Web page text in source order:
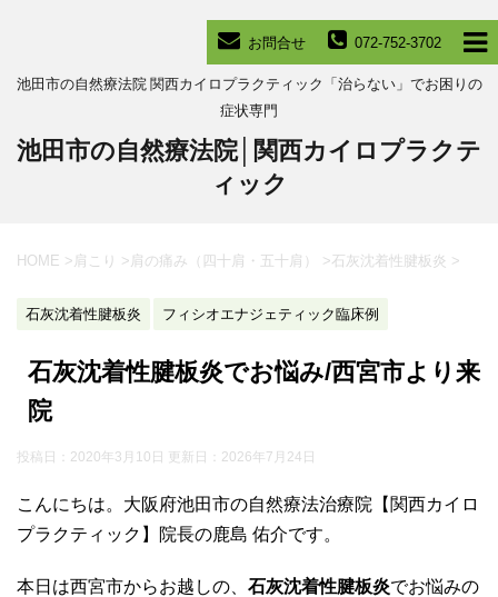
072-752-3702
お問合せ
池田市の自然療法院 関西カイロプラクティック「治らない」でお困りの
症状専門
池田市の自然療法院│関西カイロプラクテ
ィック
HOME > 肩こり > 肩の痛み（四十肩・五十肩） >石灰沈着性腱板炎 >
石灰沈着性腱板炎 フィシオエナジェティック臨床例
石灰沈着性腱板炎でお悩み/西宮市より来
院
投稿日：2020年3月10日 更新日： 2026年7月24日
こんにちは。大阪府池田市の自然療法治療院【関西カイロ
プラクティック】院長の鹿島 佑介です。
本日は西宮市からお越しの、 石灰沈着性腱板炎でお悩みの